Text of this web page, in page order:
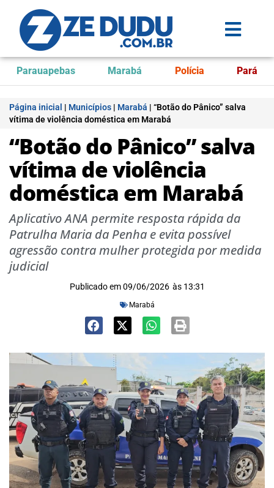
Parauapebas Marabá Polícia Pará
Página inicial | Municípios | Marabá | “Botão do Pânico” salva
vítima de violência doméstica em Marabá
“Botão do Pânico” salva
vítima de violência
doméstica em Marabá
Aplicativo ANA permite resposta rápida da
Patrulha Maria da Penha e evita possível
agressão contra mulher protegida por medida
judicial
Publicado em 09/06/2026 às 13:31
Marabá